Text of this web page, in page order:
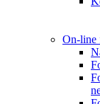
On-line